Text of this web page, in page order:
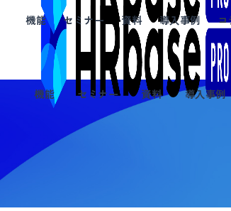
機能 セミナー 資料 導入事例
機能 セミナー 資料 導入事例 コ